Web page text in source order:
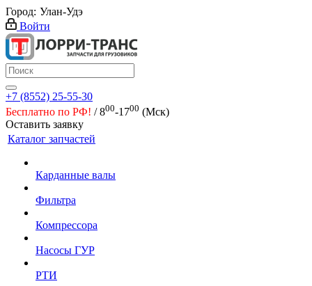
Город: Улан-Удэ
Войти
+7 (8552) 25-55-30
Бесплатно по РФ! / 800-1700 (Мск)
Оставить заявку
Каталог запчастей
Карданные валы
Фильтра
Компрессора
Насосы ГУР
РТИ